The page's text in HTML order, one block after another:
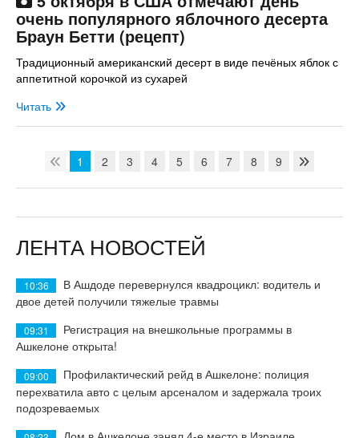
очень популярного яблочного десерта
Браун Бетти (рецепт)
Традиционный американский десерт в виде печёных яблок с
аппетитной корочкой из сухарей
Читать
1 2 3 4 5 6 7 8 9
ЛЕНТА НОВОСТЕЙ
10:36
В Ашдоде перевернулся квадроцикл: водитель и
двое детей получили тяжелые травмы
09:31
Регистрация на внешкольные программы в
Ашкелоне открыта!
09:00
Профилактический рейд в Ашкелоне: полиция
перехватила авто с целым арсеналом и задержала троих
подозреваемых